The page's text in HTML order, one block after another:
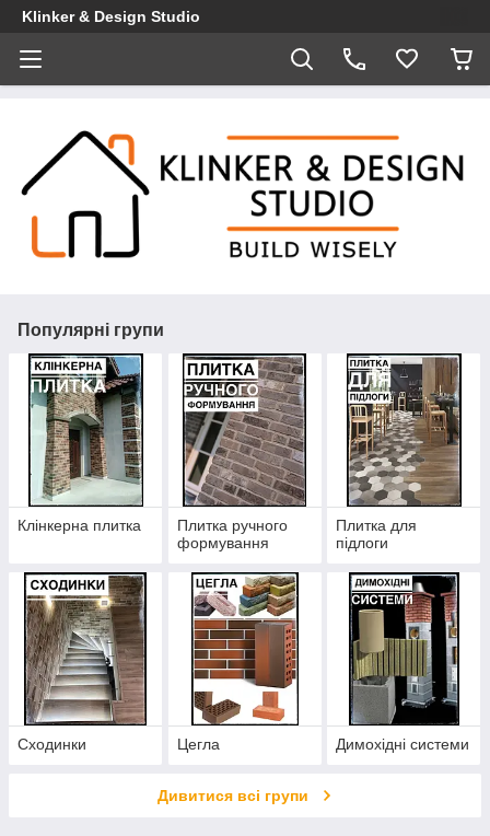
Klinker & Design Studio
Популярні групи
Клінкерна плитка
Плитка ручного
формування
Плитка для
підлоги
Сходинки Цегла Димохідні системи
Дивитися всі групи